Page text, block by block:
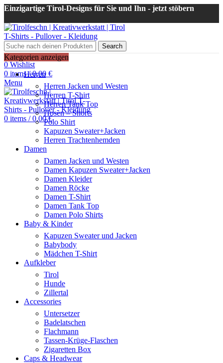
Einzigartige Tirol-Designs für Sie und Ihn - jetzt stöbern
Search
Login / Register
0 Wishlist
0 items / 0,00 €
Menu
0 items / 0,00€
Kategorien anzeigen
Herren
Herren Jacken und Westen
Herren T-Shirt
Herren Tank Top
Hosen – Shorts
Polo Shirt
Kapuzen Sweater+Jacken
Herren Trachtenhemden
Damen
Damen Jacken und Westen
Damen Kapuzen Sweater+Jacken
Damen Kleider
Damen Röcke
Damen T-Shirt
Damen Tank Top
Damen Polo Shirts
Baby & Kinder
Kapuzen Sweater und Jacken
Babybody
Mädchen T-Shirt
Aufkleber
Tirol
Hunde
Zillertal
Accessories
Untersetzer
Badelatschen
Flachmann
Tassen-Krüge-Flaschen
Zigaretten Box
Caps & Headwear